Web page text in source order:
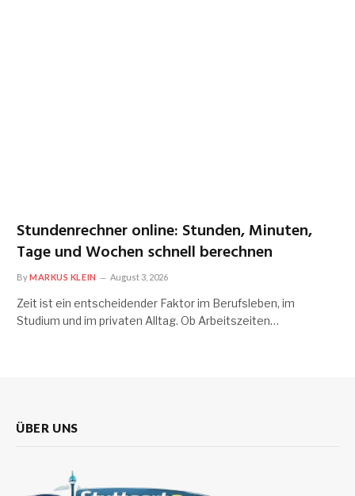
Stundenrechner online: Stunden, Minuten,
Tage und Wochen schnell berechnen
ByMARKUS KLEIN August 3, 2026
Zeit ist ein entscheidender Faktor im Berufsleben, im
Studium und im privaten Alltag. Ob Arbeitszeiten…
ÜBER UNS